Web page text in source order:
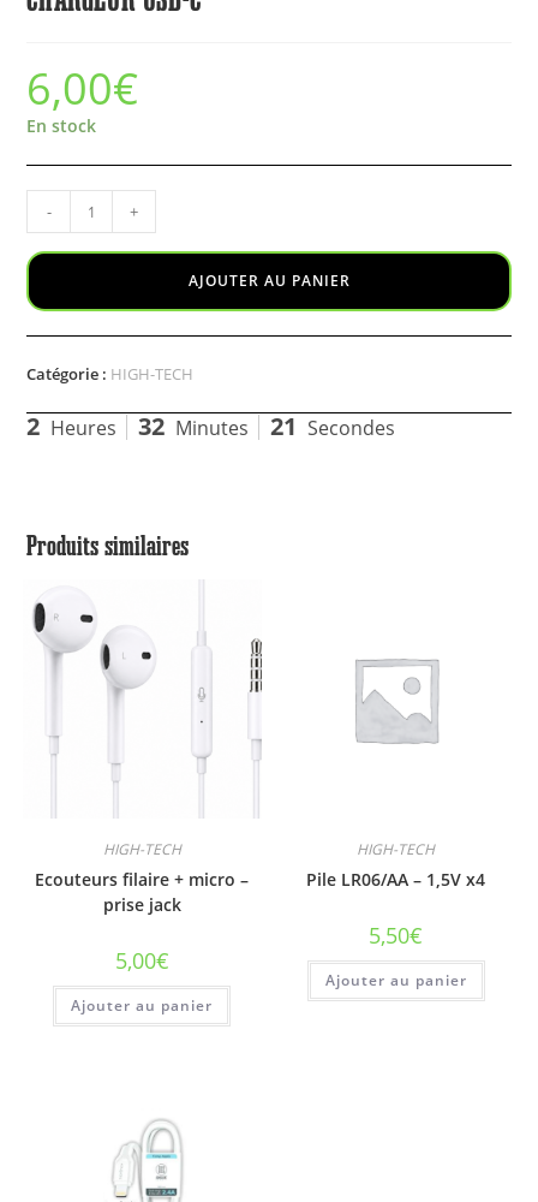
6,00€
En stock
- +
AJOUTER AU PANIER
Catégorie : HIGH-TECH
2 Heures 32 Minutes 20 Secondes
Produits similaires
HIGH-TECH
Ecouteurs filaire + micro –
prise jack
5,00€
Ajouter au panier
HIGH-TECH
Pile LR06/AA – 1,5V x4
5,50€
Ajouter au panier